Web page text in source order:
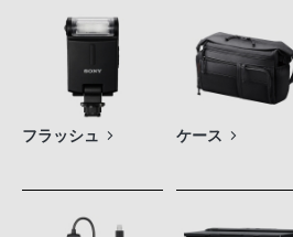
フラッシュ ケース